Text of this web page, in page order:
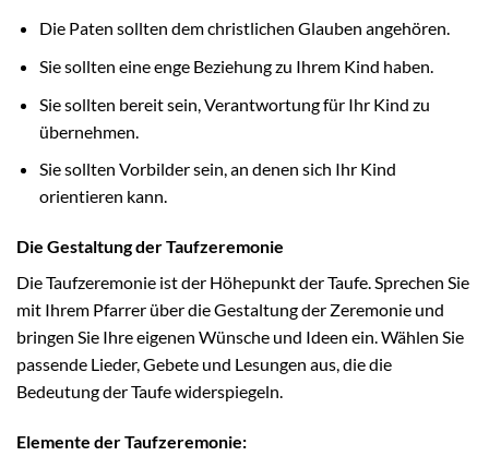
Die Paten sollten dem christlichen Glauben angehören.
Sie sollten eine enge Beziehung zu Ihrem Kind haben.
Sie sollten bereit sein, Verantwortung für Ihr Kind zu
übernehmen.
Sie sollten Vorbilder sein, an denen sich Ihr Kind
orientieren kann.
Die Gestaltung der Taufzeremonie
Die Taufzeremonie ist der Höhepunkt der Taufe. Sprechen Sie
mit Ihrem Pfarrer über die Gestaltung der Zeremonie und
bringen Sie Ihre eigenen Wünsche und Ideen ein. Wählen Sie
passende Lieder, Gebete und Lesungen aus, die die
Bedeutung der Taufe widerspiegeln.
Elemente der Taufzeremonie: